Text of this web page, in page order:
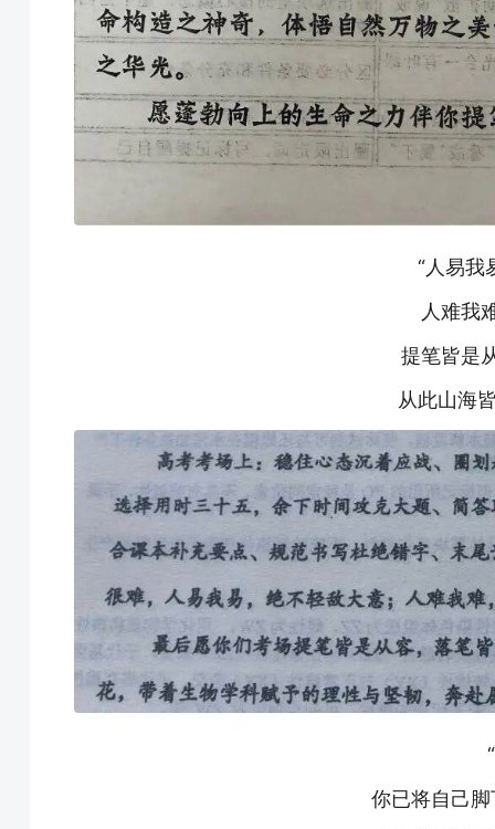
“人易我
人难我
提笔皆是
从此山海
你已将自己